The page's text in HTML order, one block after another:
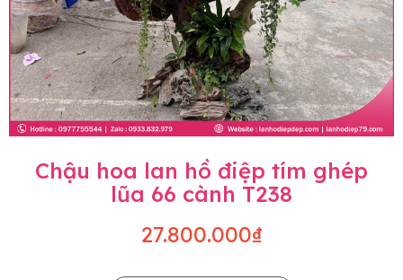
Chậu hoa lan hồ điệp tím ghép
lũa 66 cành T238
27.800.000₫